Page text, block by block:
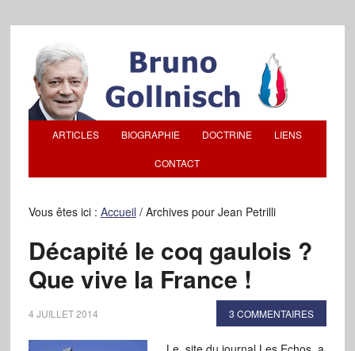
ARTICLES BIOGRAPHIE DOCTRINE LIENS
CONTACT
Vous êtes ici : Accueil /Archives pour Jean Petrilli
Décapité le coq gaulois ?
Que vive la France !
4 JUILLET 2014 3 COMMENTAIRES